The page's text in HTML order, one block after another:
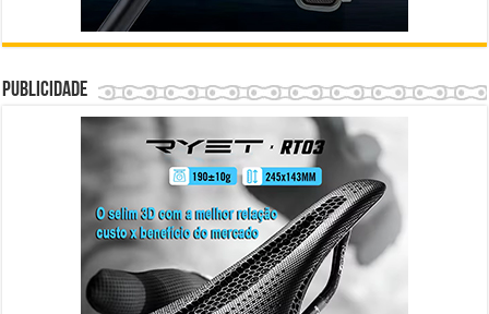
Publicidade